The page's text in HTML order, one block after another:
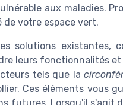
aux maladies.
votre espace vert.
solutions existantes,
leurs fonctionnalités
tels que la
Ces éléments vous
futures. Lorsqu'il s'agit